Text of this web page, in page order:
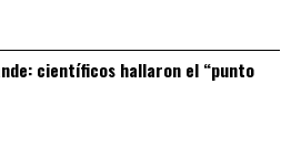
científicos hallaron el “punto